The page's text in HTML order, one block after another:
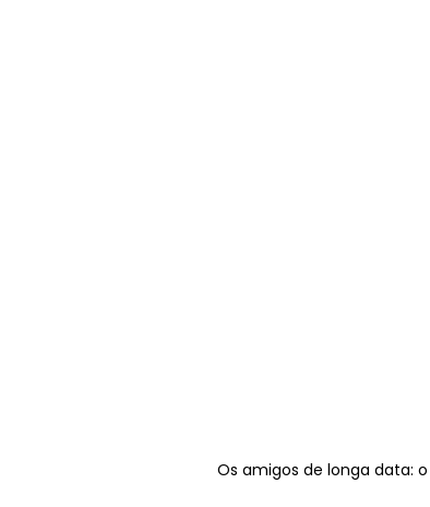
Os amigos de longa data: